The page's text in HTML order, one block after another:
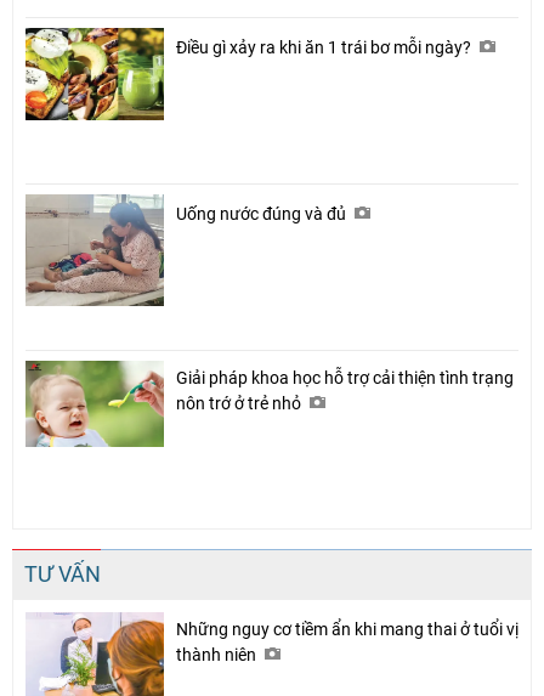
Điều gì xảy ra khi ăn 1 trái bơ mỗi ngày?
Uống nước đúng và đủ
Giải pháp khoa học hỗ trợ cải thiện tình trạng
nôn trớ ở trẻ nhỏ
TƯ VẤN
Những nguy cơ tiềm ẩn khi mang thai ở tuổi vị
thành niên